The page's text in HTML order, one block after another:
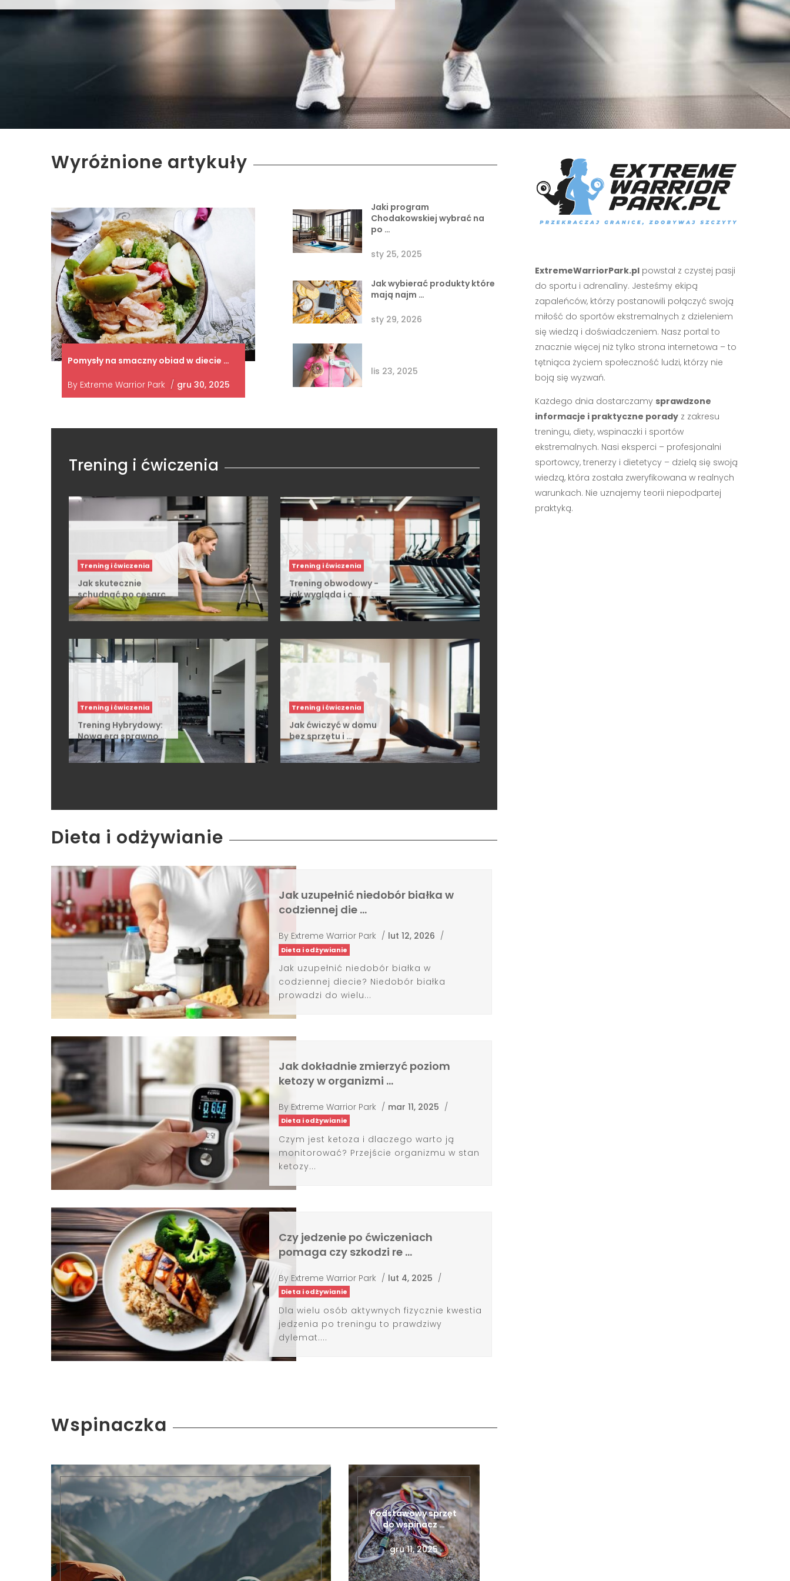
Wyróżnione artykuły
Pomysły na smaczny obiad w diecie …
By Extreme Warrior Park / gru 30, 2025
Jaki program
Chodakowskiej wybrać na
po …
sty 25, 2025
Jak wybierać produkty które
mają najm …
sty 29, 2026
lis 23, 2025
Trening i ćwiczenia
Trening i ćwiczenia
Jak skutecznie
schudnąć po cesarc
…
Trening i ćwiczenia
Trening obwodowy -
jak wygląda i c …
Trening i ćwiczenia
Trening Hybrydowy:
Nowa era sprawno …
Trening i ćwiczenia
Jak ćwiczyć w domu
bez sprzętu i …
Dieta i odżywianie
Jak uzupełnić niedobór białka w
codziennej die …
By Extreme Warrior Park / lut 12, 2026 /
Dieta i odżywianie
Jak uzupełnić niedobór białka w
codziennej diecie? Niedobór białka
prowadzi do wielu...
Jak dokładnie zmierzyć poziom
ketozy w organizmi …
By Extreme Warrior Park / mar 11, 2025 /
Dieta i odżywianie
Czym jest ketoza i dlaczego warto ją
monitorować? Przejście organizmu w stan
ketozy...
Czy jedzenie po ćwiczeniach
pomaga czy szkodzi re …
By Extreme Warrior Park / lut 4, 2025 /
Dieta i odżywianie
Dla wielu osób aktywnych fizycznie kwestia
jedzenia po treningu to prawdziwy
dylemat....
Wspinaczka
Podstawowy sprzęt
do wspinacz …
gru 11, 2025
ExtremeWarriorPark.plpowstał z czystej pasji
do sportu i adrenaliny. Jesteśmy ekipą
zapaleńców, którzy postanowili połączyć swoją
miłość do sportów ekstremalnych z dzieleniem
się wiedzą i doświadczeniem. Nasz portal to
znacznie więcej niż tylko strona internetowa – to
tętniąca życiem społeczność ludzi, którzy nie
boją się wyzwań.
Każdego dnia dostarczamy sprawdzone
informacje i praktyczne poradyz zakresu
treningu, diety, wspinaczki i sportów
ekstremalnych. Nasi eksperci – profesjonalni
sportowcy, trenerzy i dietetycy – dzielą się swoją
wiedzą, która została zweryfikowana w realnych
warunkach. Nie uznajemy teorii niepodpartej
praktyką.